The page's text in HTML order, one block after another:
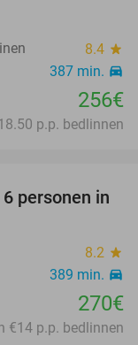
8.4 star
387 min. directions_car
256€
p.p. bedlinnen
personen in
8.2 star
389 min. directions_car
270€
€14 p.p. bedlinnen